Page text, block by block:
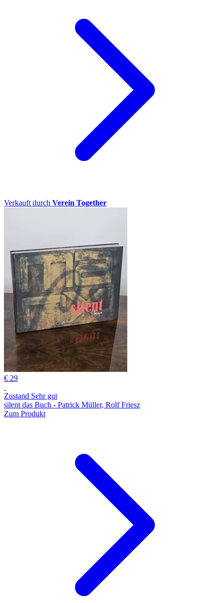
Verkauft durch Verein Together
€ 29
Zustand Sehr gut
silent das Buch - Patrick Müller, Rolf Friesz
Zum Produkt